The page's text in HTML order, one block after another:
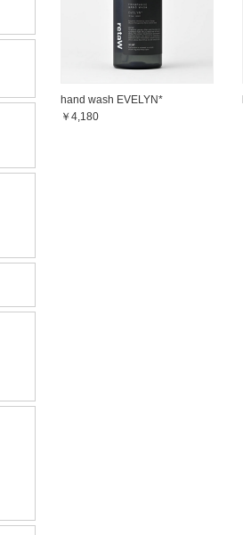
hand wash EVELYN*
￥4,180